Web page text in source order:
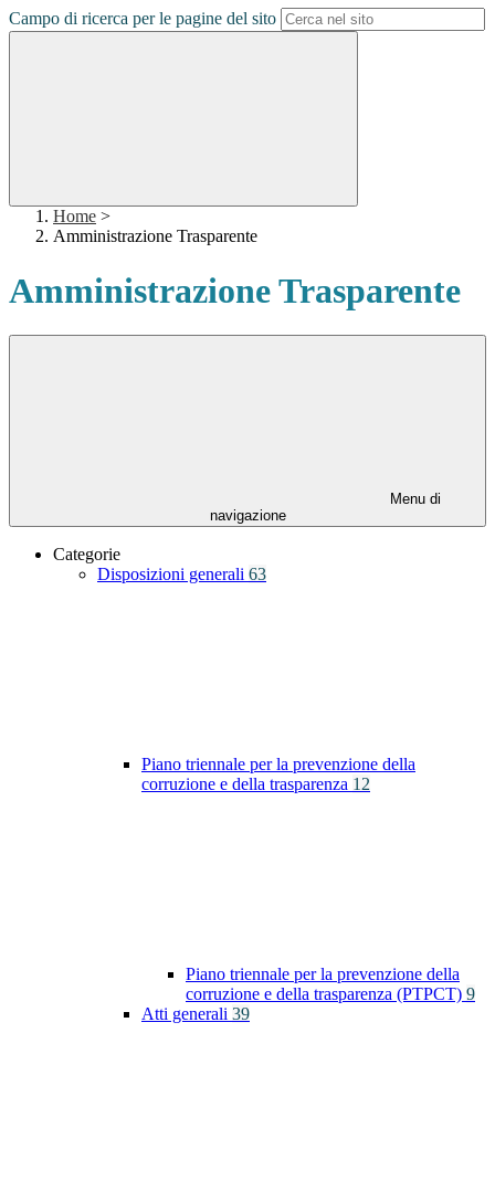
Campo di ricerca per le pagine del sito
Home >
Amministrazione Trasparente
Amministrazione Trasparente
Menu di
navigazione
Categorie
Disposizioni generali 63
Piano triennale per la prevenzione della
corruzione e della trasparenza 12
Piano triennale per la prevenzione della
corruzione e della trasparenza (PTPCT) 9
Atti generali 39